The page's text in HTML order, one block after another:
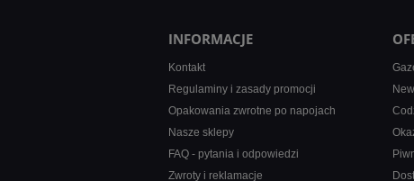
INFORMACJE
Kontakt
Regulaminy i zasady promocji
Opakowania zwrotne po napojach
Nasze sklepy
FAQ - pytania i odpowiedzi
Zwroty i reklamacje